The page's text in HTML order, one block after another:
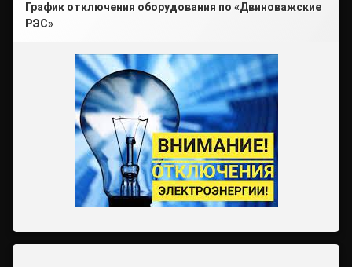
График отключения оборудования по «Двиноважские
РЭС»